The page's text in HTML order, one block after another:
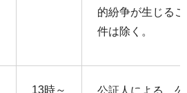
的紛争が生じる
件は除く。
13時～
公証人による、